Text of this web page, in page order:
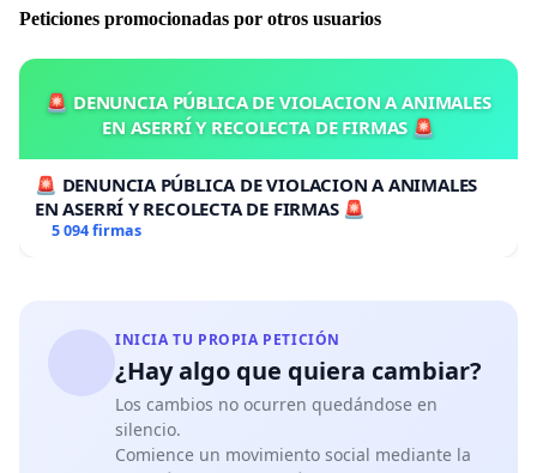
Peticiones promocionadas por otros usuarios
🚨 DENUNCIA PÚBLICA DE VIOLACION A ANIMALES
EN ASERRÍ Y RECOLECTA DE FIRMAS 🚨
🚨 DENUNCIA PÚBLICA DE VIOLACION A ANIMALES
EN ASERRÍ Y RECOLECTA DE FIRMAS 🚨
5 094 firmas
INICIA TU PROPIA PETICIÓN
¿Hay algo que quiera cambiar?
Los cambios no ocurren quedándose en
silencio.
Comience un movimiento social mediante la